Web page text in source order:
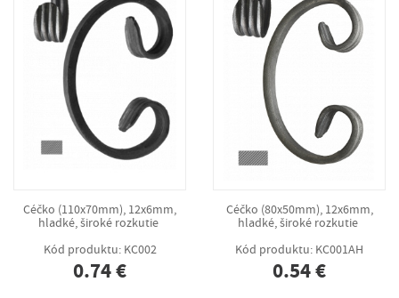
Céčko (110x70mm), 12x6mm,
hladké, široké rozkutie
Kód produktu: KC002
0.74 €
Céčko (80x50mm), 12x6mm,
hladké, široké rozkutie
Kód produktu: KC001AH
0.54 €